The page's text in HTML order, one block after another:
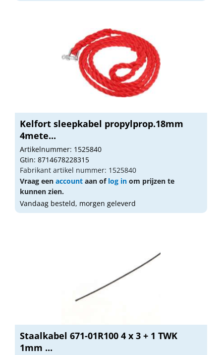
Kelfort sleepkabel propylprop.18mm
4mete...
Artikelnummer: 1525840
Gtin: 8714678228315
Fabrikant artikel nummer: 1525840
Vraag een account aan of log in om prijzen te
kunnen zien.
Vandaag besteld, morgen geleverd
Staalkabel 671-01R100 4 x 3 + 1 TWK
1mm ...